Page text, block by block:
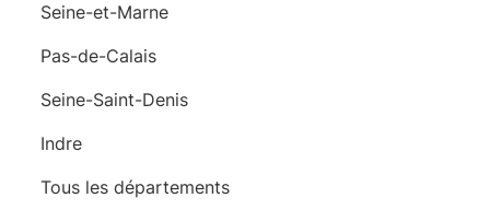
Seine-et-Marne
Pas-de-Calais
Seine-Saint-Denis
Indre
Tous les départements